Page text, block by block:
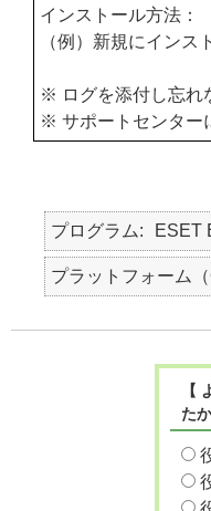
インストール方法：
（例）新規にイン
※ ログを添付し忘れ
※ サポートセンター
プログラム ESET
プラットフォーム（
【
た